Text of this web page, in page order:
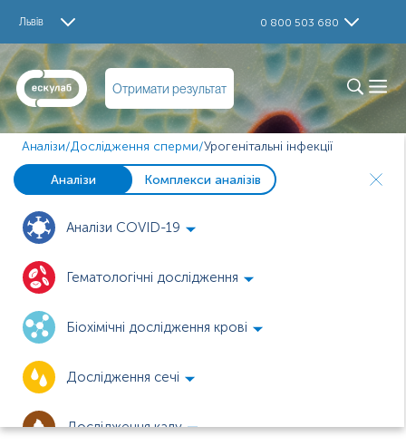
Львів 0 800 503 680
Отримати результат
Аналізи/Дослідження сперми/Урогенітальні інфекції
Аналізи Комплекси аналізів
Аналізи COVID-19
Гематологічні дослідження
Біохімічні дослідження крові
Дослідження сечі
Дослідження калу